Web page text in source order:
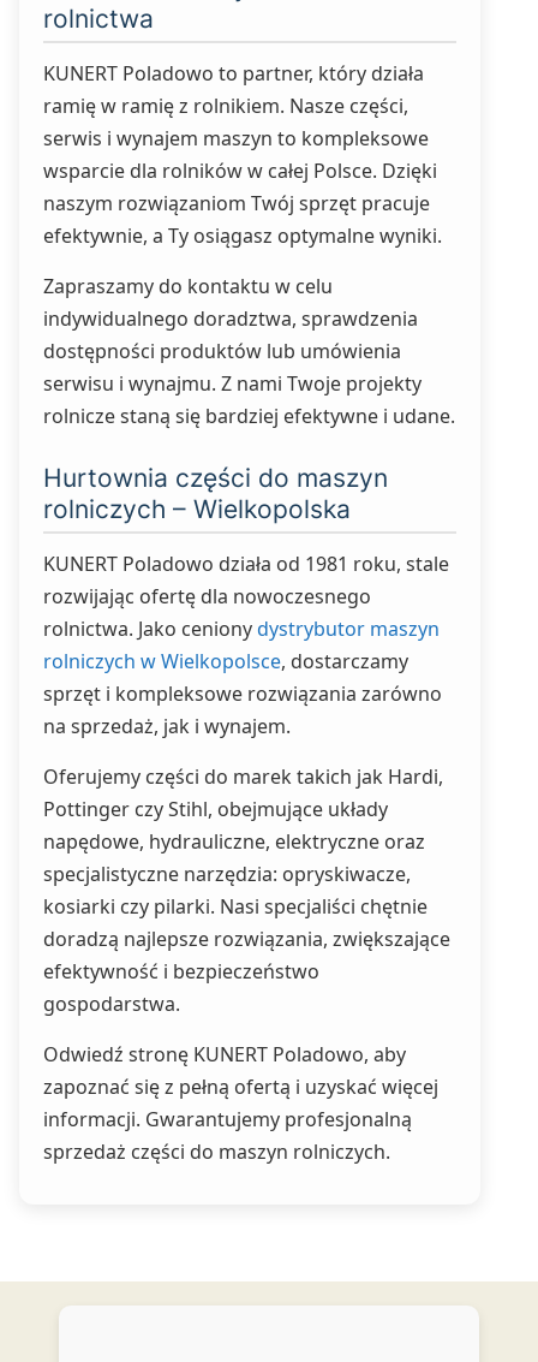
rolnictwa
KUNERT Poladowo to partner, który działa
ramię w ramię z rolnikiem. Nasze części,
serwis i wynajem maszyn to kompleksowe
wsparcie dla rolników w całej Polsce. Dzięki
naszym rozwiązaniom Twój sprzęt pracuje
efektywnie, a Ty osiągasz optymalne wyniki.
Zapraszamy do kontaktu w celu
indywidualnego doradztwa, sprawdzenia
dostępności produktów lub umówienia
serwisu i wynajmu. Z nami Twoje projekty
rolnicze staną się bardziej efektywne i udane.
Hurtownia części do maszyn
rolniczych – Wielkopolska
KUNERT Poladowo działa od 1981 roku, stale
rozwijając ofertę dla nowoczesnego
rolnictwa. Jako cenionydystrybutor maszyn
rolniczych w Wielkopolsce, dostarczamy
sprzęt i kompleksowe rozwiązania zarówno
na sprzedaż, jak i wynajem.
Oferujemy części do marek takich jak Hardi,
Pottinger czy Stihl, obejmujące układy
napędowe, hydrauliczne, elektryczne oraz
specjalistyczne narzędzia: opryskiwacze,
kosiarki czy pilarki. Nasi specjaliści chętnie
doradzą najlepsze rozwiązania, zwiększające
efektywność i bezpieczeństwo
gospodarstwa.
Odwiedź stronę KUNERT Poladowo, aby
zapoznać się z pełną ofertą i uzyskać więcej
informacji. Gwarantujemy profesjonalną
sprzedaż części do maszyn rolniczych.